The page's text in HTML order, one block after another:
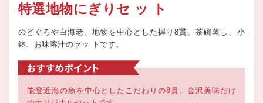
特選地物にぎりセ ッ ト
のどぐろや白海老、地物を中心とした握り8貫、茶碗蒸し、小
鉢、お味喀汁のセッ トです。
能登近海の魚を中心としたこだわりの8貫。金沢美味だけ